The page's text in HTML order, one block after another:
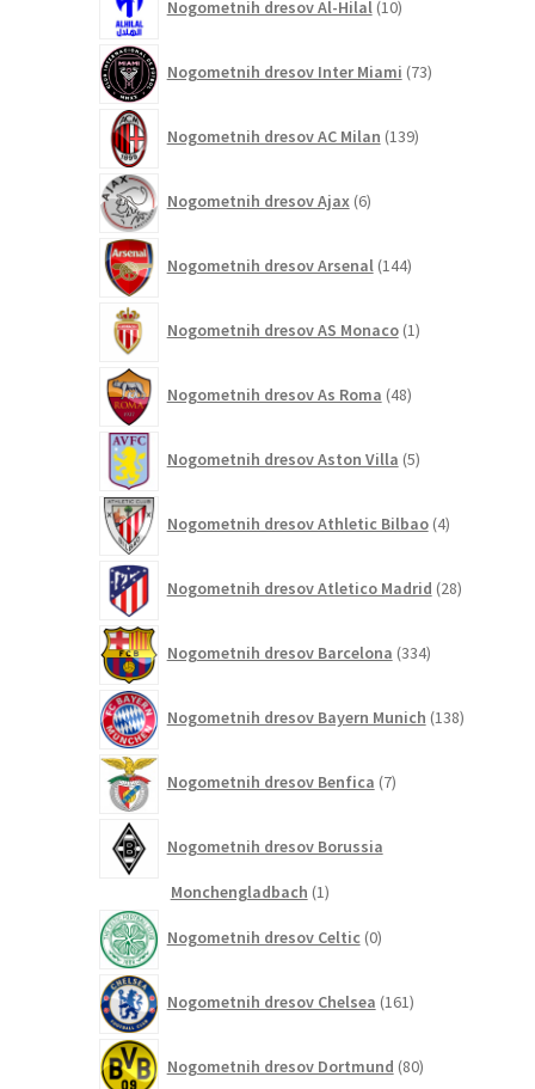
Nogometnih dresov Al-Hilal 10izdelkov
Nogometnih dresov Inter Miami 73izdelkov
Nogometnih dresov AC Milan 139izdelkov
Nogometnih dresov Ajax 6izdelkov
Nogometnih dresov Arsenal 144izdelkov
Nogometnih dresov AS Monaco 1izdelek
Nogometnih dresov As Roma 48izdelkov
Nogometnih dresov Aston Villa 5izdelkov
Nogometnih dresov Athletic Bilbao 4izdelki
Nogometnih dresov Atletico Madrid 28izdelkov
Nogometnih dresov Barcelona 334izdelkov
Nogometnih dresov Bayern Munich 138izdelkov
Nogometnih dresov Benfica 7izdelkov
Nogometnih dresov Borussia
Monchengladbach 11
Nogometnih dresov Celtic 0izdelkov
Nogometnih dresov Chelsea 161izdelkov
Nogometnih dresov Dortmund 80izdelkov